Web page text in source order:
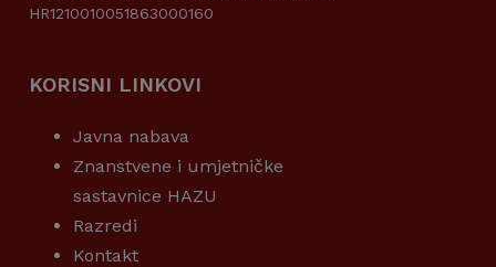
HR1210010051863000160
KORISNI LINKOVI
Javna nabava
Znanstvene i umjetničke
sastavnice HAZU
Razredi
Kontakt